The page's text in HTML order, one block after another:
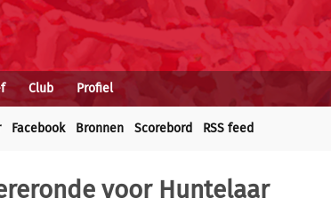
Club Profiel
Facebook Bronnen Scorebord RSS feed
voor Huntelaar